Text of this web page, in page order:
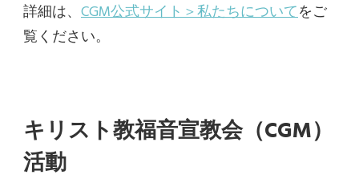
詳細は、 CGM公式サイト＞私たちについてをご
覧ください。
キリスト教福音宣教会（CGM）
活動